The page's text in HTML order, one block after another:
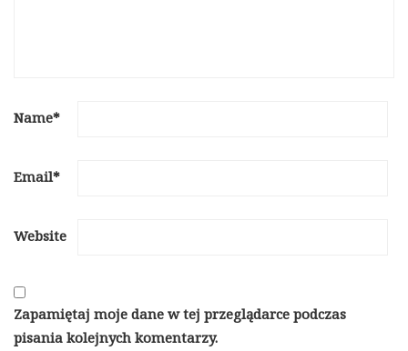
Name*
Email*
Website
Zapamiętaj moje dane w tej przeglądarce podczas
pisania kolejnych komentarzy.